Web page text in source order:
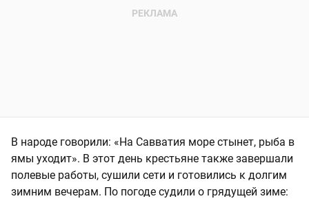
В народе говорили: «На Савватия море стынет, рыба в
ямы уходит». В этот день крестьяне также завершали
полевые работы, сушили сети и готовились к долгим
зимним вечерам. По погоде судили о грядущей зиме: